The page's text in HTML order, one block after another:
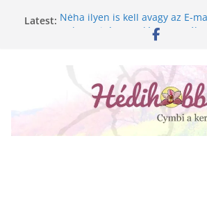
Latest: Néha ilyen is kell avagy az E-
Golgotavirág nevelése magról
Növényápolási tippek, amiket
A lepkeorchidea és a fűtésszezon